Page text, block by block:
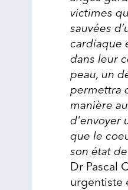
victimes
sauvées
cardiaque
dans leur
peau, un
permettra
manière
d'envoyer
que le
son état
Dr Pascal
urgentiste